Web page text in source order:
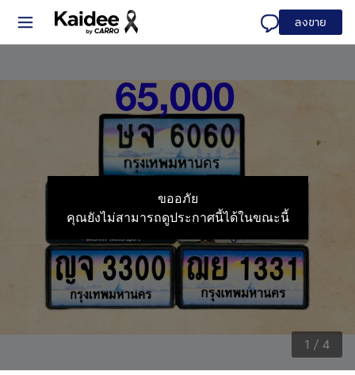
ลงขาย
ขออภัย
คุณยังไม่สามารถดูประกาศนี้ได้ในขณะนี้
1 / 4